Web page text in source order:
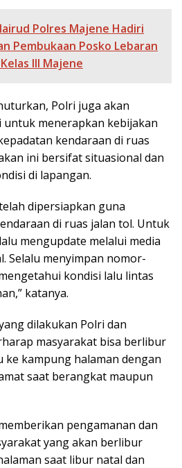
Polres Majene Hadiri
Pembukaan Posko Lebaran
III Majene
Polri juga akan
menerapkan kebijakan
kendaraan di ruas
ini bersifat situasional dan
di lapangan.
dipersiapkan guna
di ruas jalan tol. Untuk
mengupdate melalui media
Selalu menyimpan nomor-
kondisi lalu lintas
katanya.
dilakukan Polri dan
masyarakat bisa berlibur
ke kampung halaman dengan
saat berangkat maupun
pengamanan dan
yang akan berlibur
saat libur natal dan